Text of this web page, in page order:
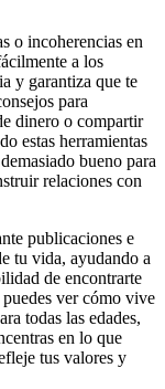
o incoherencias en
a los
y garantiza que te
para
dinero o compartir
estas herramientas
bueno para
relaciones con
publicaciones e
tu vida, ayudando a
de encontrarte
ver cómo vive
todas las edades,
en lo que
tus valores y